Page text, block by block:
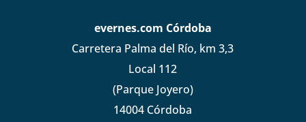
evernes.com Córdoba
Carretera Palma del Río, km 3,3
Local 112
(Parque Joyero)
14004 Córdoba